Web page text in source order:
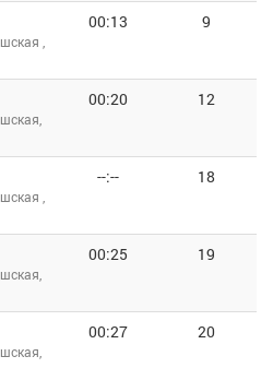
,
00:13 9
00:20 12
,
--:-- 18
00:25 19
00:27 20